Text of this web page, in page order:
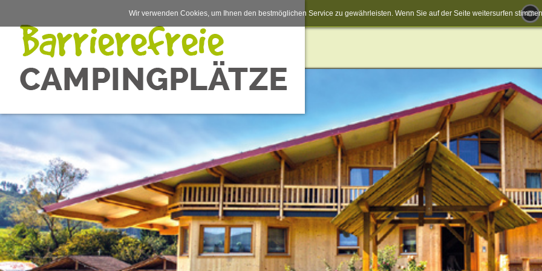
Wir verwenden Cookies, um Ihnen den bestmöglichen Service zu gewährleisten. Wenn Sie auf der Seite weitersurfen